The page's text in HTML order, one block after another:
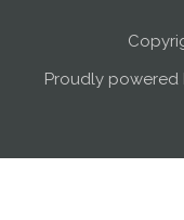
Proudly powered